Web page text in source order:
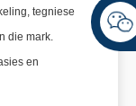
tegniese
die mark.
en